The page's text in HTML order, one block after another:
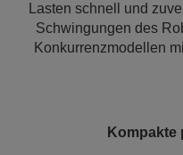
Lasten schnell und
Schwingungen des
Konkurrenzmodellen
Kompakte